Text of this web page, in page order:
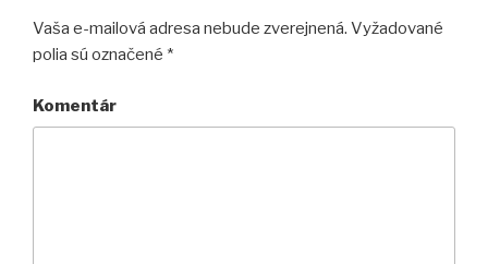
Vaša e-mailová adresa nebude zverejnená. Vyžadované
polia sú označené *
Komentár